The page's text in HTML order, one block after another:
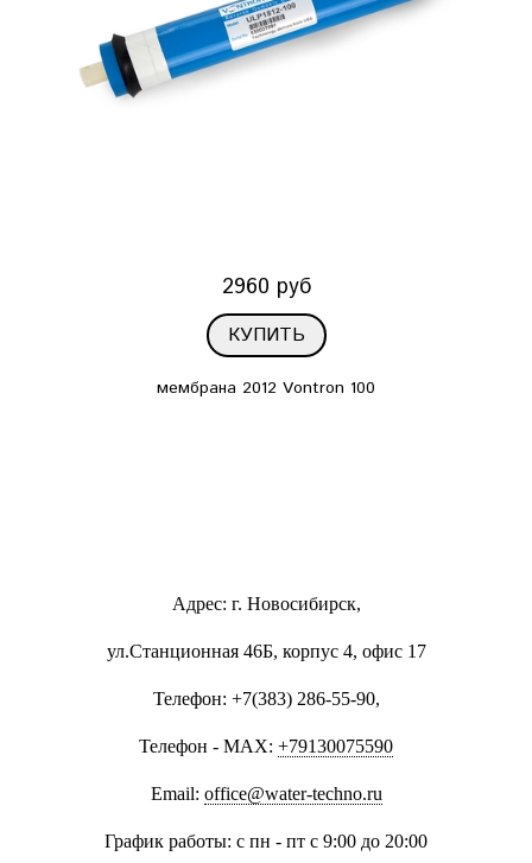
2960 руб
КУПИТЬ
мембрана 2012 Vontron 100
Адрес: г. Новосибирск,
ул.Станционная 46Б, корпус 4, офис 17
Телефон: +7(383) 286-55-90,
Телефон - MAX: +79130075590
Email: office@water-techno.ru
График работы: с пн - пт с 9:00 до 20:00